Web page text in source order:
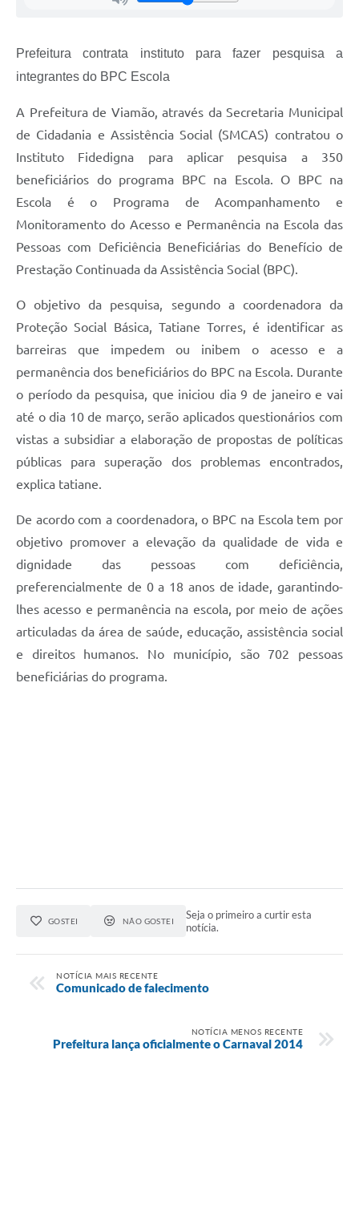
Prefeitura contrata instituto para fazer pesquisa a
integrantes do BPC Escola
A Prefeitura de Viamão, através da Secretaria Municipal
de Cidadania e Assistência Social (SMCAS) contratou o
Instituto Fidedigna para aplicar pesquisa a 350
beneficiários do programa BPC na Escola. O BPC na
Escola é o Programa de Acompanhamento e
Monitoramento do Acesso e Permanência na Escola das
Pessoas com Deficiência Beneficiárias do Benefício de
Prestação Continuada da Assistência Social (BPC).
O objetivo da pesquisa, segundo a coordenadora da
Proteção Social Básica, Tatiane Torres, é identificar as
barreiras que impedem ou inibem o acesso e a
permanência dos beneficiários do BPC na Escola. Durante
o período da pesquisa, que iniciou dia 9 de janeiro e vai
até o dia 10 de março, serão aplicados questionários com
vistas a subsidiar a elaboração de propostas de políticas
públicas para superação dos problemas encontrados,
explica tatiane.
De acordo com a coordenadora, o BPC na Escola tem por
objetivo promover a elevação da qualidade de vida e
dignidade das pessoas com deficiência,
preferencialmente de 0 a 18 anos de idade, garantindo-
lhes acesso e permanência na escola, por meio de ações
articuladas da área de saúde, educação, assistência social
e direitos humanos. No município, são 702 pessoas
beneficiárias do programa.
GOSTEI NÃO GOSTEI
Seja o primeiro a curtir esta
notícia.
NOTÍCIA MAIS RECENTE
Comunicado de falecimento
NOTÍCIA MENOS RECENTE
Prefeitura lança oficialmente o Carnaval 2014